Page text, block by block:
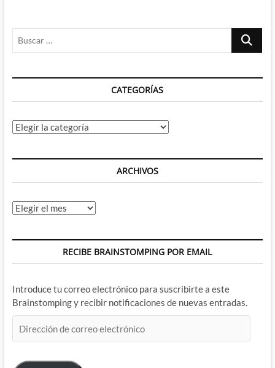
eso
no
lo
al
Hideo
Buscar
CATEGORÍAS
Categorías
ARCHIVOS
Archivos
RECIBE BRAINSTOMPING POR EMAIL
Introduce tu correo electrónico para suscribirte a este
Brainstomping y recibir notificaciones de nuevas entradas.
de
electrónico